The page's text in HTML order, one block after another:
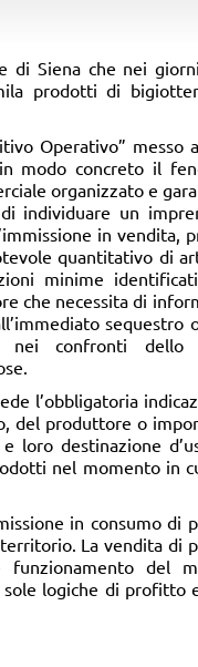
di Siena che nei
prodotti di
Operativo” messo
modo concreto il
organizzato e
individuare un
in vendita,
quantitativo di
minime
che necessita di
sequestro
nei confronti dello
l’obbligatoria
del produttore o
loro destinazione
nel momento in
in consumo di
La vendita di
del
logiche di profitto